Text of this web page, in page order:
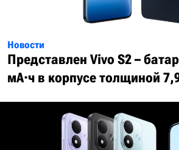
Новости
Представлен Vivo S2 –
мА·ч в корпусе толщиной